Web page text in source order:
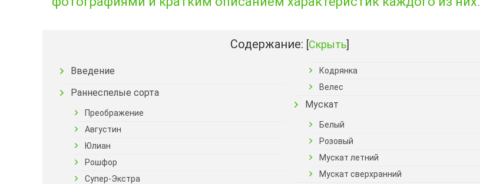
Содержание: [Скрыть]
Введение
Раннеспелые сорта
Преображение
Августин
Юлиан
Рошфор
Супер-Экстра
Кодрянка
Велес
Мускат
Белый
Розовый
Мускат летний
Мускат сверхранний